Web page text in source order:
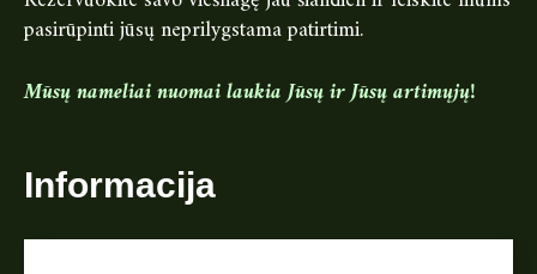
pasirūpinti jūsų neprilygstama patirtimi.
Mūsų nameliai nuomai laukia Jūsų ir Jūsų artimųjų!
Informacija